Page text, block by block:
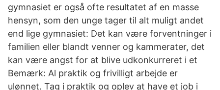
gymnasiet er også ofte resultatet af en masse
hensyn, som den unge tager til alt muligt andet
end lige gymnasiet: Det kan være forventninger i
familien eller blandt venner og kammerater, det
kan være angst for at blive udkonkurreret i et
Bemærk: Al praktik og frivilligt arbejde er
ulønnet. Tag i praktik og oplev at have et job i